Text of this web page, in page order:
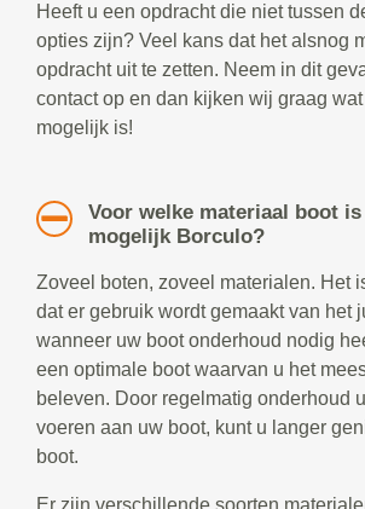
Heeft u een opdracht die niet tussen
opties zijn? Veel kans dat het alsnog
opdracht uit te zetten. Neem in dit
contact op en dan kijken wij graag
mogelijk is!
Voor welke materiaal boot
mogelijk Borculo?
Zoveel boten, zoveel materialen. Het
dat er gebruik wordt gemaakt van het
wanneer uw boot onderhoud nodig
een optimale boot waarvan u het
beleven. Door regelmatig onderhoud
voeren aan uw boot, kunt u langer
boot.
Er zijn verschillende soorten